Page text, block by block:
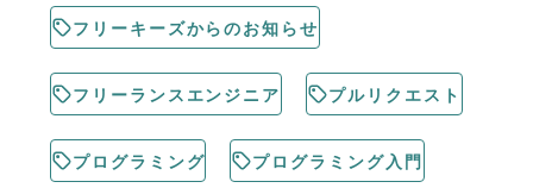
フリーキーズからのお知らせ
フリーランスエンジニア プルリクエスト
プログラミング プログラミング入門